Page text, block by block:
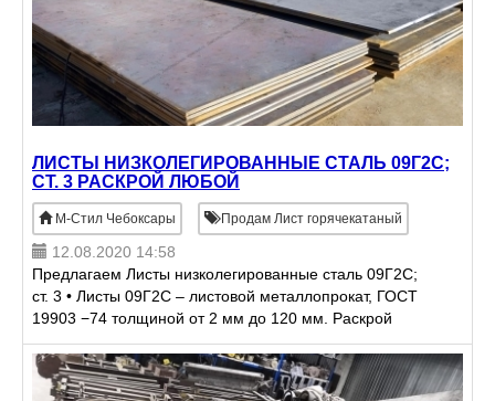
ЛИСТЫ НИЗКОЛЕГИРОВАННЫЕ СТАЛЬ 09Г2С;
СТ. 3 РАСКРОЙ ЛЮБОЙ
М-Стил Чебоксары Продам Лист горячекатаный
12.08.2020 14:58
Предлагаем Листы низколегированные сталь 09Г2С;
ст. 3 • Листы 09Г2С – листовой металлопрокат, ГОСТ
19903 −74 толщиной от 2 мм до 120 мм. Раскрой
лист от 1000 мм и до 10000 мм, широкая
номенклатура и